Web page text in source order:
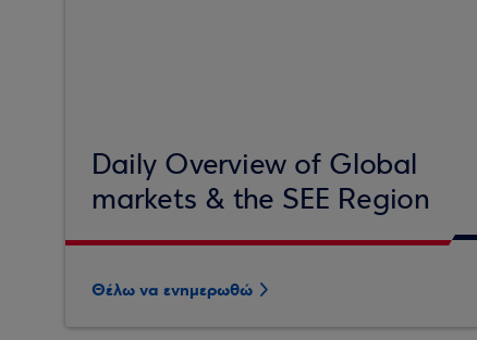
Daily Overview of Global
markets & the SEE Region
Θέλω να ενημερωθώ